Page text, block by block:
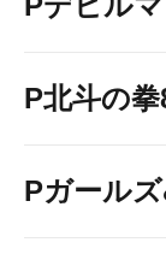
P北斗の
Pガール